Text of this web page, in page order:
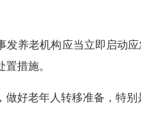
老机构应当立即启动应
措施。
老年人转移准备，特别